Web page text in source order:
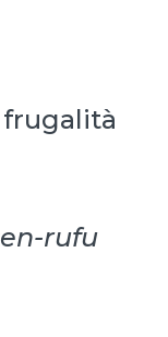
frugalità
rufu